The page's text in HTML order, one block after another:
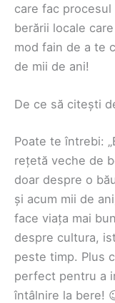
care fac
berării locale
mod fain de a te
de mii de ani!
De ce să citești
Poate te întrebi:
rețetă veche de
doar despre o
și acum mii de
face viața mai
despre cultura,
peste timp. Plus
perfect pentru a
întâlnire la bere!